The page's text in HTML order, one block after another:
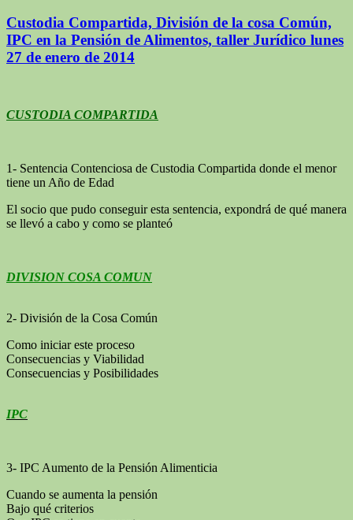
Custodia Compartida, División de la cosa Común,
IPC en la Pensión de Alimentos, taller Jurídico lunes
27 de enero de 2014
CUSTODIA COMPARTIDA
1- Sentencia Contenciosa de Custodia Compartida donde el menor
tiene un Año de Edad
El socio que pudo conseguir esta sentencia, expondrá de qué manera
se llevó a cabo y como se planteó
DIVISION COSA COMUN
2- División de la Cosa Común
Como iniciar este proceso
Consecuencias y Viabilidad
Consecuencias y Posibilidades
IPC
3- IPC Aumento de la Pensión Alimenticia
Cuando se aumenta la pensión
Bajo qué criterios